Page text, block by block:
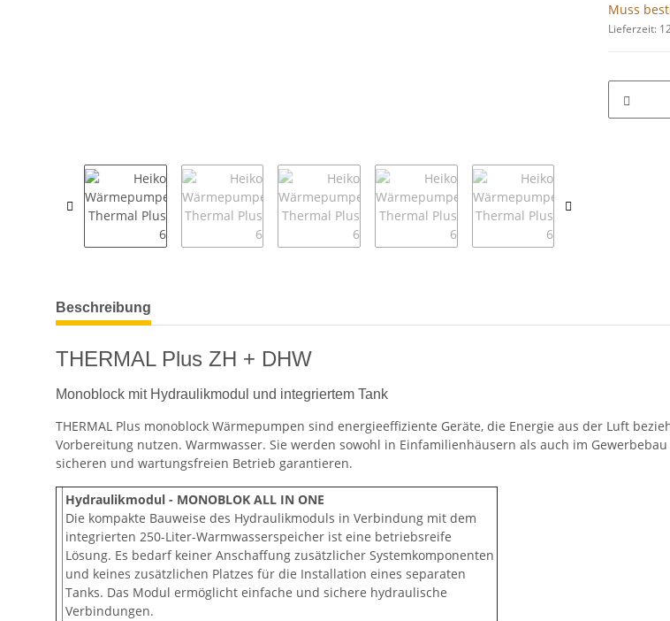
Muss
Lieferzeit:
weitere Registerkarten anzeigen
Beschreibung
THERMAL Plus ZH + DHW
Monoblock mit Hydraulikmodul und integriertem Tank
THERMAL Plus monoblock Wärmepumpen sind energieeffiziente Geräte, die Energie aus der Luft
Vorbereitung nutzen. Warmwasser. Sie werden sowohl in Einfamilienhäusern als auch im
sicheren und wartungsfreien Betrieb garantieren.
Hydraulikmodul - MONOBLOK ALL IN ONE
Die kompakte Bauweise des Hydraulikmoduls in Verbindung mit dem
integrierten 250-Liter-Warmwasserspeicher ist eine betriebsreife
Lösung. Es bedarf keiner Anschaffung zusätzlicher Systemkomponenten
und keines zusätzlichen Platzes für die Installation eines separaten
Tanks. Das Modul ermöglicht einfache und sichere hydraulische
Verbindungen.